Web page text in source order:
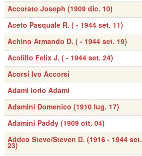
Accorato Joseph (1909 dic. 10)
Aceto Pasquale R. ( - 1944 set. 11)
Achino Armando D. ( - 1944 set. 19)
Acolillo Felix J. ( - 1944 set. 24)
Acorsi Ivo Accorsi
Adami Iorio Adami
Adamini Domenico (1910 lug. 17)
Adamini Paddy (1909 ott. 04)
Addeo Steve/Steven D. (1916 - 1944 set.
23)